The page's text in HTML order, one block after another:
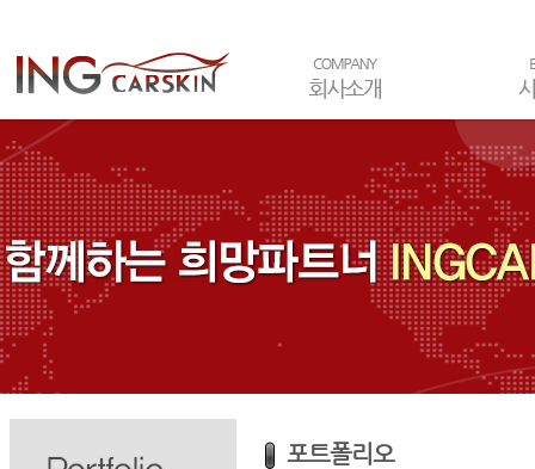
포트폴리오